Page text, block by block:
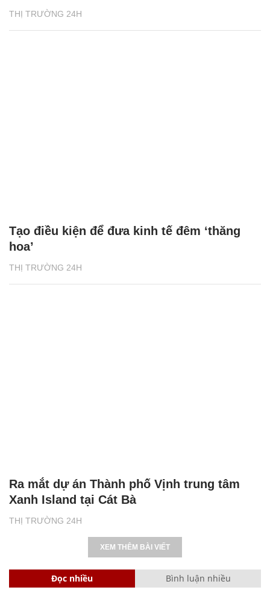
THỊ TRƯỜNG 24H
THỊ TRƯỜNG 24H
Tạo điều kiện để đưa kinh tế đêm ‘thăng
hoa’
THỊ TRƯỜNG 24H
Ra mắt dự án Thành phố Vịnh trung tâm
Xanh Island tại Cát Bà
XEM THÊM BÀI VIẾT
Đọc nhiều Bình luận nhiều